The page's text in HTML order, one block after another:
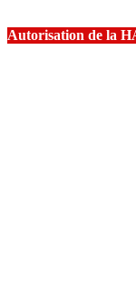
Autorisation de la